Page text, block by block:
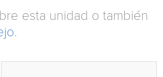
esta unidad o también
.